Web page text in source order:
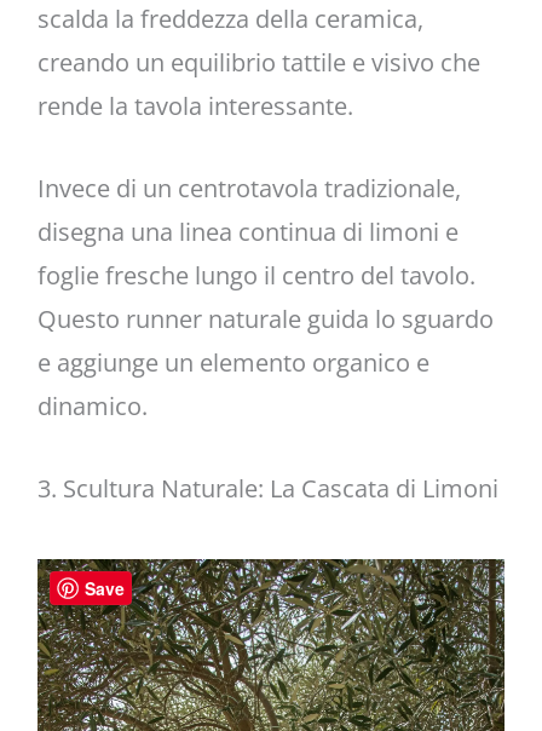
scalda la freddezza della ceramica,
creando un equilibrio tattile e visivo che
rende la tavola interessante.
Invece di un centrotavola tradizionale,
disegna una linea continua di limoni e
foglie fresche lungo il centro del tavolo.
Questo runner naturale guida lo sguardo
e aggiunge un elemento organico e
dinamico.
3. Scultura Naturale: La Cascata di Limoni
Save